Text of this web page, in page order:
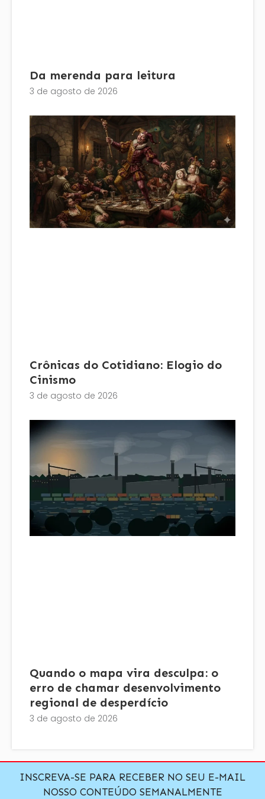
Da merenda para leitura
3 de agosto de 2026
Crônicas do Cotidiano: Elogio do
Cinismo
3 de agosto de 2026
Quando o mapa vira desculpa: o
erro de chamar desenvolvimento
regional de desperdício
3 de agosto de 2026
INSCREVA-SE PARA RECEBER NO SEU E-MAIL
NOSSO CONTEÚDO SEMANALMENTE